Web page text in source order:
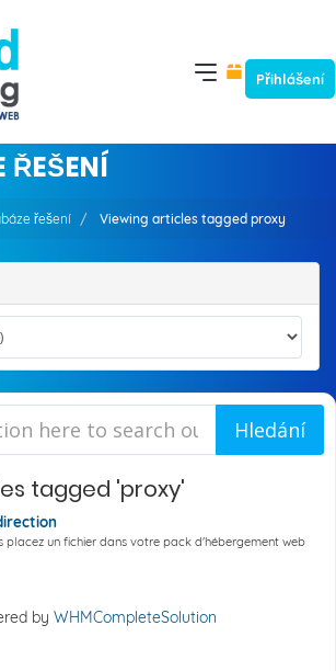
Přihlášení
řešení Viewing articles tagged proxy
tagged 'proxy'
placez un fichier dans votre pack d'hébergement web
by WHMCompleteSolution